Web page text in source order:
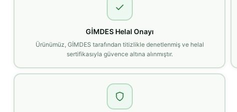
GİMDES Helal Onayı
Ürünümüz, GİMDES tarafından titizlikle denetlenmiş ve helal
sertifikasıyla güvence altına alınmıştır.